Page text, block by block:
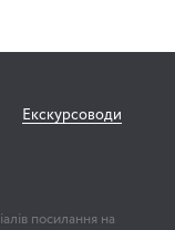
Екскурсоводи
посилання на